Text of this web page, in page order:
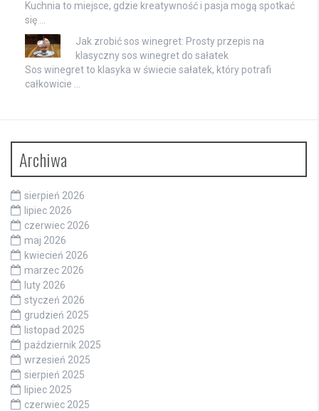
Kuchnia to miejsce, gdzie kreatywność i pasja mogą spotkać
się …
Jak zrobić sos winegret: Prosty przepis na
klasyczny sos winegret do sałatek
Sos winegret to klasyka w świecie sałatek, który potrafi
całkowicie …
Archiwa
sierpień 2026
lipiec 2026
czerwiec 2026
maj 2026
kwiecień 2026
marzec 2026
luty 2026
styczeń 2026
grudzień 2025
listopad 2025
październik 2025
wrzesień 2025
sierpień 2025
lipiec 2025
czerwiec 2025